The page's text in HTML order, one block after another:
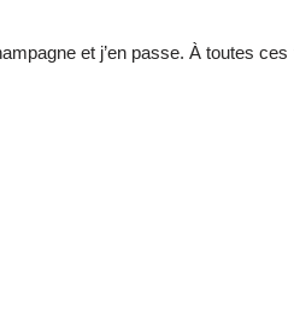
et j’en passe. À toutes